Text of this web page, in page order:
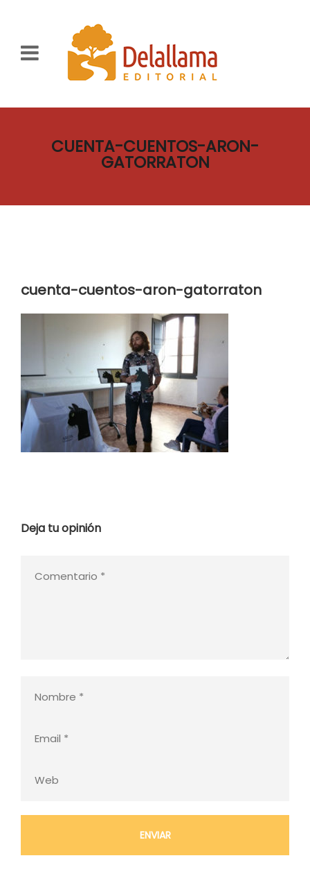
CUENTA-CUENTOS-ARON-
GATORRATON
cuenta-cuentos-aron-gatorraton
Deja tu opinión